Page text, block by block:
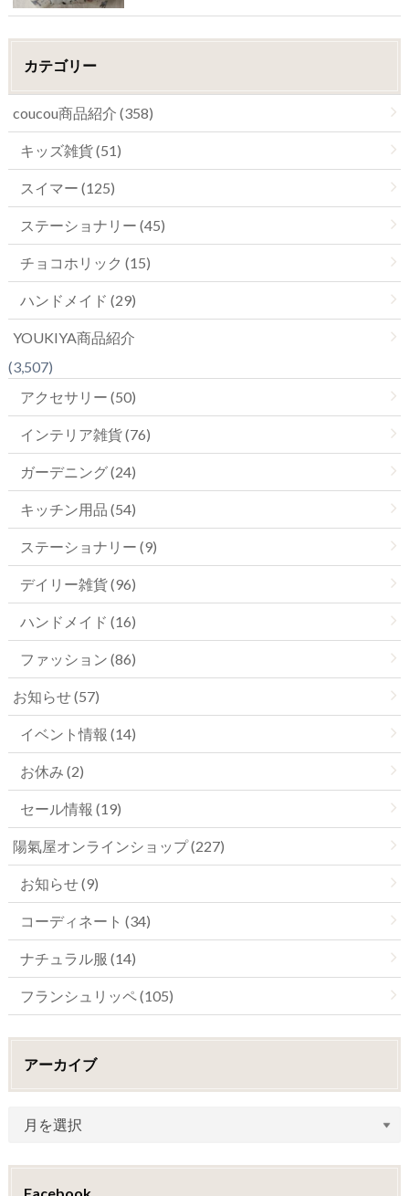
カテゴリー
coucou商品紹介 (358)
キッズ雑貨 (51)
スイマー (125)
ステーショナリー (45)
チョコホリック (15)
ハンドメイド (29)
YOUKIYA商品紹介
(3,507)
アクセサリー (50)
インテリア雑貨 (76)
ガーデニング (24)
キッチン用品 (54)
ステーショナリー (9)
デイリー雑貨 (96)
ハンドメイド (16)
ファッション (86)
お知らせ (57)
イベント情報 (14)
お休み (2)
セール情報 (19)
陽氣屋オンラインショップ (227)
お知らせ (9)
コーディネート (34)
ナチュラル服 (14)
フランシュリッペ (105)
アーカイブ